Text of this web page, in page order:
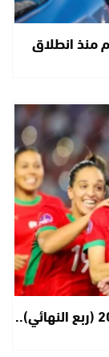
منذ انطلاق
كأس أمم إفريقيا للسيدات – المغرب 2026 (ربع النهائي)..